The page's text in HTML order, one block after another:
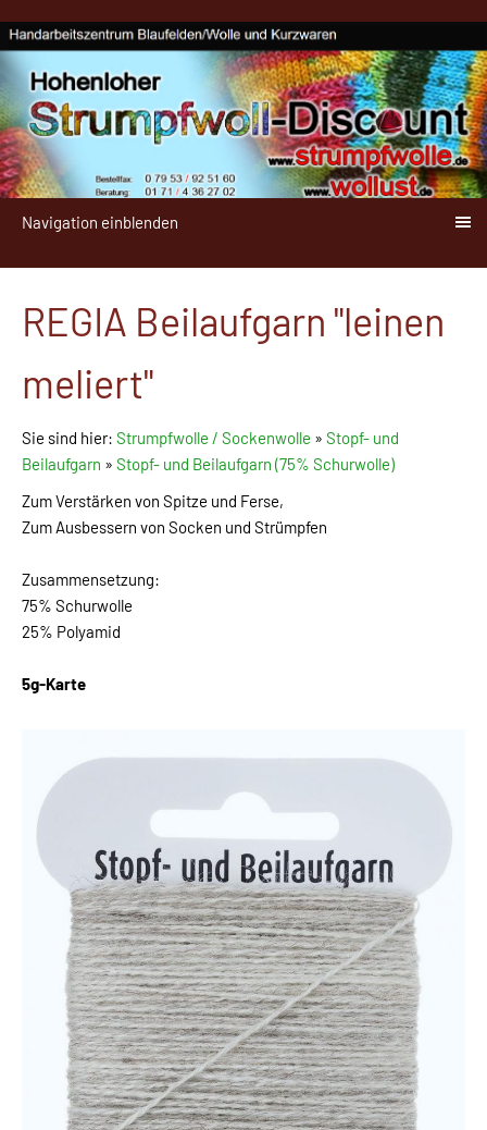
Navigation einblenden
REGIA Beilaufgarn "leinen
meliert"
Sie sind hier: Strumpfwolle / Sockenwolle » Stopf- und
Beilaufgarn » Stopf- und Beilaufgarn (75% Schurwolle)
Zum Verstärken von Spitze und Ferse,
Zum Ausbessern von Socken und Strümpfen
Zusammensetzung:
75% Schurwolle
25% Polyamid
5g-Karte